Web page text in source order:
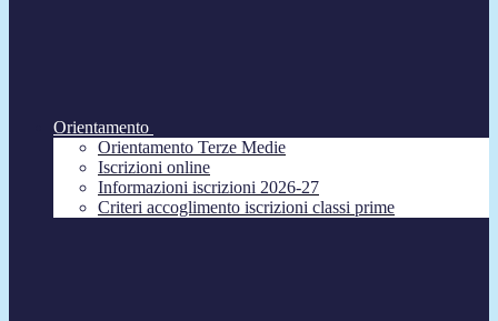
Orientamento
Orientamento Terze Medie
Iscrizioni online
Informazioni iscrizioni 2026-27
Criteri accoglimento iscrizioni classi prime